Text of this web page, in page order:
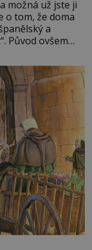
možná už jste ji
o tom, že doma
a
Původ ovšem
a k tomu